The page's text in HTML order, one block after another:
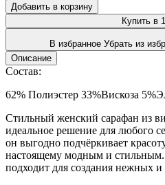
Добавить в корзину
Купить в
В избранное Убрать из
Описание
Состав:
62% Полиэстер 33%Вискоза
Стильный женский сарафан из
идеальное решение для любого
он выгодно подчёркивает
настоящему модным и
подходит для создания нежных